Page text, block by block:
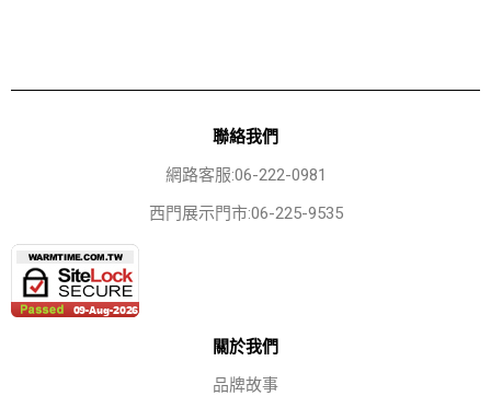
聯絡我們
網路客服:06-222-0981
西門展示門市:06-225-9535
關於我們
品牌故事